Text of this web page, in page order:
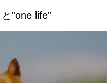
”one life”